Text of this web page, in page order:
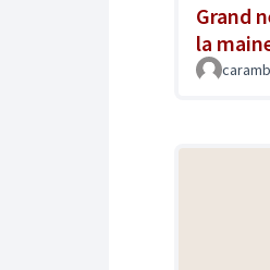
Grand
la